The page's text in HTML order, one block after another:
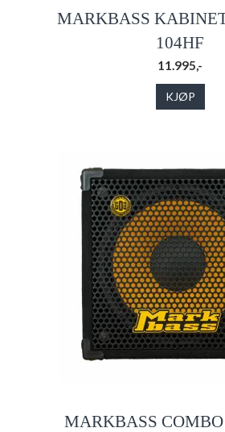
MARKBASS
104HF
11.995,-
KJØP
MARKBASS